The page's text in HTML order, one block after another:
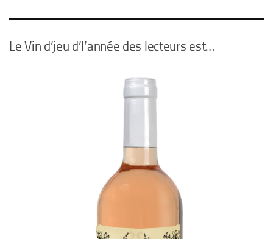
Le Vin d’jeu d’l’année des lecteurs est…